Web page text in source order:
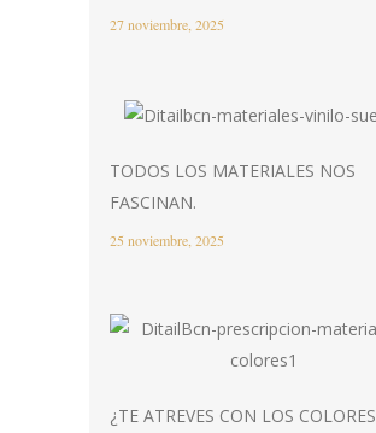
27 noviembre, 2025
TODOS LOS MATERIALES NOS
FASCINAN.
25 noviembre, 2025
¿TE ATREVES CON LOS COLORES